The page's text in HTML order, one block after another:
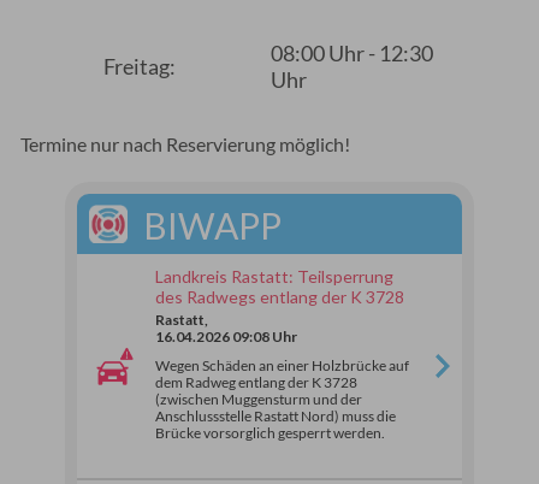
Freitag:
08:00 Uhr - 12:30
Uhr
Termine nur nach Reservierung möglich!
BIWAPP
Landkreis Rastatt: Teilsperrung
des Radwegs entlang der K 3728
Rastatt,
16.04.2026 09:08 Uhr
Wegen Schäden an einer Holzbrücke auf
dem Radweg entlang der K 3728
(zwischen Muggensturm und der
Anschlussstelle Rastatt Nord) muss die
Brücke vorsorglich gesperrt werden.